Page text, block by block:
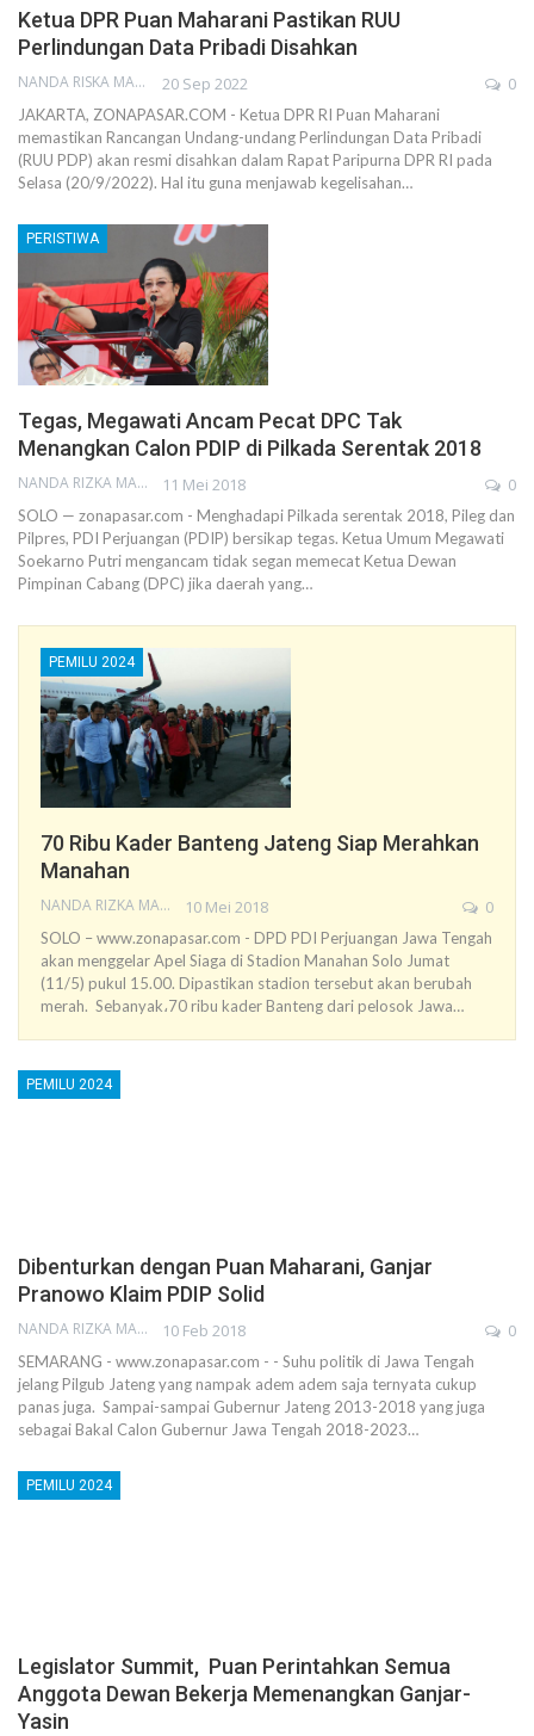
Ketua DPR Puan Maharani Pastikan RUU
Perlindungan Data Pribadi Disahkan
NANDA RISKA MAHENDRA 20 Sep 2022 0
JAKARTA, ZONAPASAR.COM - Ketua DPR RI Puan Maharani
memastikan Rancangan Undang-undang Perlindungan Data Pribadi
(RUU PDP) akan resmi disahkan dalam Rapat Paripurna DPR RI pada
Selasa (20/9/2022). Hal itu guna menjawab kegelisahan…
PERISTIWA
Tegas, Megawati Ancam Pecat DPC Tak
Menangkan Calon PDIP di Pilkada Serentak 2018
NANDA RIZKA MAHENDRA 11 Mei 2018 0
SOLO — zonapasar.com - Menghadapi Pilkada serentak 2018, Pileg dan
Pilpres, PDI Perjuangan (PDIP) bersikap tegas. Ketua Umum Megawati
Soekarno Putri mengancam tidak segan memecat Ketua Dewan
Pimpinan Cabang (DPC) jika daerah yang…
PEMILU 2024
70 Ribu Kader Banteng Jateng Siap Merahkan
Manahan
NANDA RIZKA MAHENDRA 10 Mei 2018 0
SOLO – www.zonapasar.com - DPD PDI Perjuangan Jawa Tengah
akan menggelar Apel Siaga di Stadion Manahan Solo Jumat
(11/5) pukul 15.00. Dipastikan stadion tersebut akan berubah
merah. Sebanyak،70 ribu kader Banteng dari pelosok Jawa…
PEMILU 2024
Dibenturkan dengan Puan Maharani, Ganjar
Pranowo Klaim PDIP Solid
NANDA RIZKA MAHENDRA 10 Feb 2018 0
SEMARANG - www.zonapasar.com - - Suhu politik di Jawa Tengah
jelang Pilgub Jateng yang nampak adem adem saja ternyata cukup
panas juga. Sampai-sampai Gubernur Jateng 2013-2018 yang juga
sebagai Bakal Calon Gubernur Jawa Tengah 2018-2023…
PEMILU 2024
Legislator Summit, Puan Perintahkan Semua
Anggota Dewan Bekerja Memenangkan Ganjar-
Yasin